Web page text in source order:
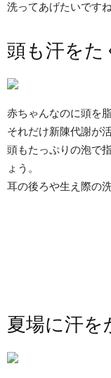
洗ってあげたいですね
頭も汗をた
赤ちゃんなのに頭を
それだけ新陳代謝が
頭もたっぷりの泡で
ょう。
耳の後ろや生え際の
夏場に汗を